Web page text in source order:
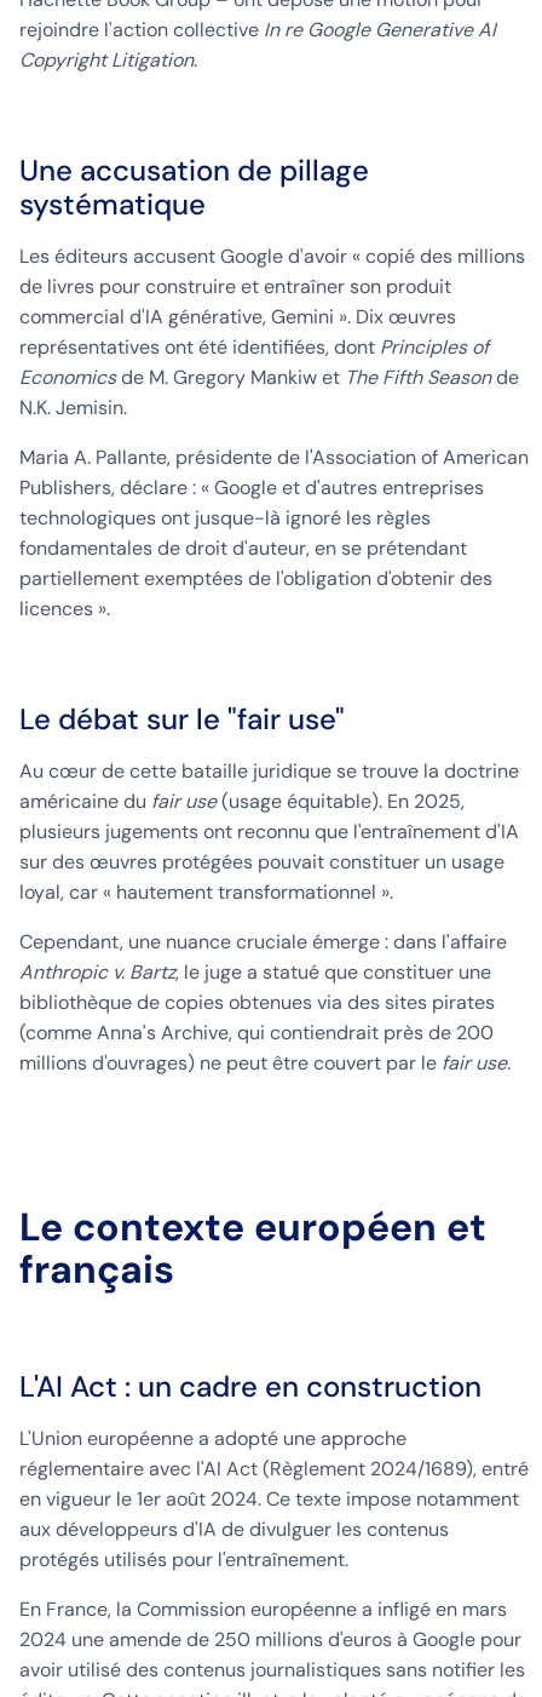
rejoindre l'action collective In re Google Generative AI
Copyright Litigation.
Une accusation de pillage
systématique
Les éditeurs accusent Google d'avoir « copié des millions
de livres pour construire et entraîner son produit
commercial d'IA générative, Gemini ». Dix œuvres
représentatives ont été identifiées, dont Principles of
Economicsde M. Gregory Mankiw et The Fifth Seasonde
N.K. Jemisin.
Maria A. Pallante, présidente de l'Association of American
Publishers, déclare : « Google et d'autres entreprises
technologiques ont jusque-là ignoré les règles
fondamentales de droit d'auteur, en se prétendant
partiellement exemptées de l'obligation d'obtenir des
licences ».
Le débat sur le "fair use"
Au cœur de cette bataille juridique se trouve la doctrine
américaine du fair use(usage équitable). En 2025,
plusieurs jugements ont reconnu que l'entraînement d'IA
sur des œuvres protégées pouvait constituer un usage
loyal, car « hautement transformationnel ».
Cependant, une nuance cruciale émerge : dans l'affaire
Anthropic v. Bartz, le juge a statué que constituer une
bibliothèque de copies obtenues via des sites pirates
(comme Anna's Archive, qui contiendrait près de 200
millions d'ouvrages) ne peut être couvert par le fair use.
Le contexte européen et
français
L'AI Act : un cadre en construction
L'Union européenne a adopté une approche
réglementaire avec l'AI Act (Règlement 2024/1689), entré
en vigueur le 1er août 2024. Ce texte impose notamment
aux développeurs d'IA de divulguer les contenus
protégés utilisés pour l'entraînement.
En France, la Commission européenne a infligé en mars
2024 une amende de 250 millions d'euros à Google pour
avoir utilisé des contenus journalistiques sans notifier les